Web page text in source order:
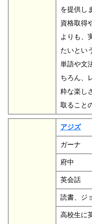
を提供し
資格取得
よりも、
たいとい
単語や文
ちろん、
粋な楽し
取ること
アジズ
ガーナ
府中
英会話
読書、ジ
高校生に